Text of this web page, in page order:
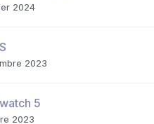
2024
2023
5
2023